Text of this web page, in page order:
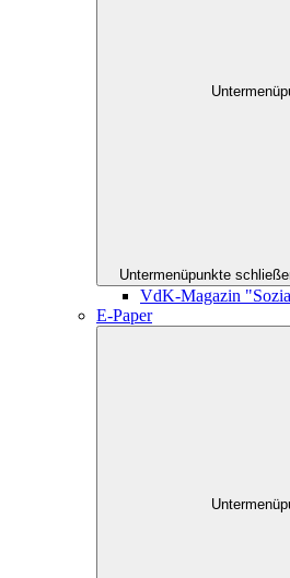
Untermenüpunkte
VdK-Magazin
E-Paper